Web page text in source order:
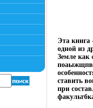
Эта книга
одной из
Земле как
ставить
при